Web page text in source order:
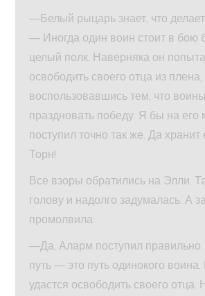
—Белый рыцарь знает, что
— Иногда один воин стоит в бою
целый полк. Наверняка он
освободить своего отца из плена,
воспользовавшись тем, что
праздновать победу. Я бы на его
поступил точно так же. Да хранит
Торн!
Все взоры обратились на Элли.
голову и надолго задумалась. А
промолвила:
—Да, Аларм поступил
путь — это путь одинокого
удастся освободить своего отца.